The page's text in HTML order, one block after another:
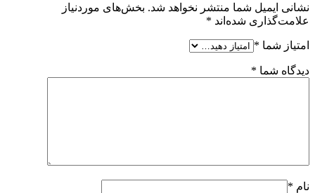
نشانی ایمیل شما منتشر نخواهد شد. بخش‌های موردنیاز
علامت‌گذاری شده‌اند *
امتیاز شما *
دیدگاه شما *
نام *